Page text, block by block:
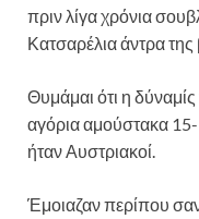
πριν λίγα χρόνια
Κατσαρέλια άντρα
Θυμάμαι ότι η
αγόρια αμούστακα
ήταν Αυστριακοί.
Έμοιαζαν περίπου